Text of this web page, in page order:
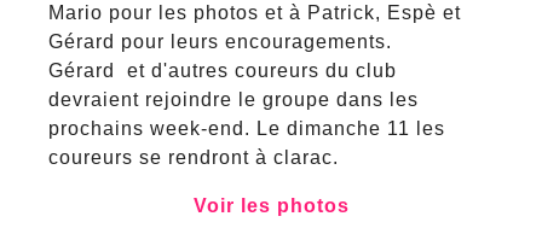
Mario pour les photos et à Patrick, Espè et
Gérard pour leurs encouragements.
Gérard et d'autres coureurs du club
devraient rejoindre le groupe dans les
prochains week-end. Le dimanche 11 les
coureurs se rendront à clarac.
Voir les photos